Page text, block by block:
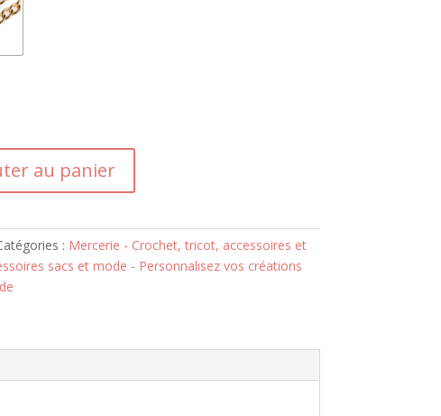
au panier
: Mercerie - Crochet, tricot, accessoires et
sacs et mode - Personnalisez vos créations